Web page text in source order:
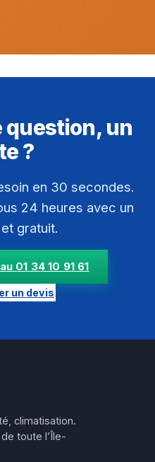
question, un
?
en 30 secondes.
24 heures avec un
gratuit.
01 34 10 91 61
un devis
climatisation.
toute l’Île-